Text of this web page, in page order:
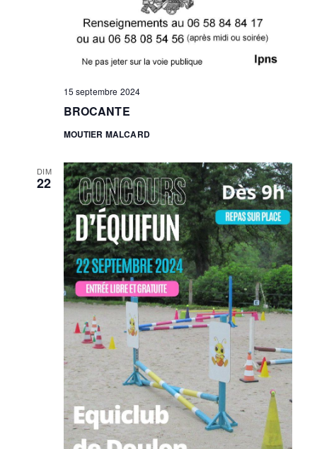
BROCANTE
15 septembre 2024
MOUTIER MALCARD
DIM
22